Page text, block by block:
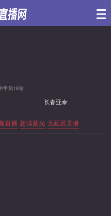
甲第18轮
长春亚泰
直播 超清蓝光 无延迟直播